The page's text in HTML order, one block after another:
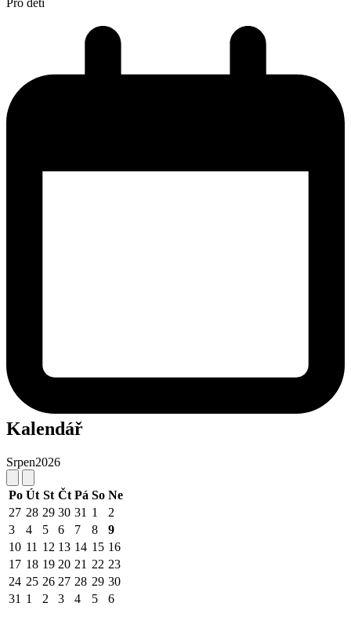
Pro děti
Kalendář
Srpen2026
Po Út St Čt Pá So Ne
27 28 29 30 31 1
2
3
4 5 6 7 8
9
10 11 12 13 14 15 16
17 18 19 20 21 22 23
24 25 26 27 28 29 30
31 1 2 3 4 5 6